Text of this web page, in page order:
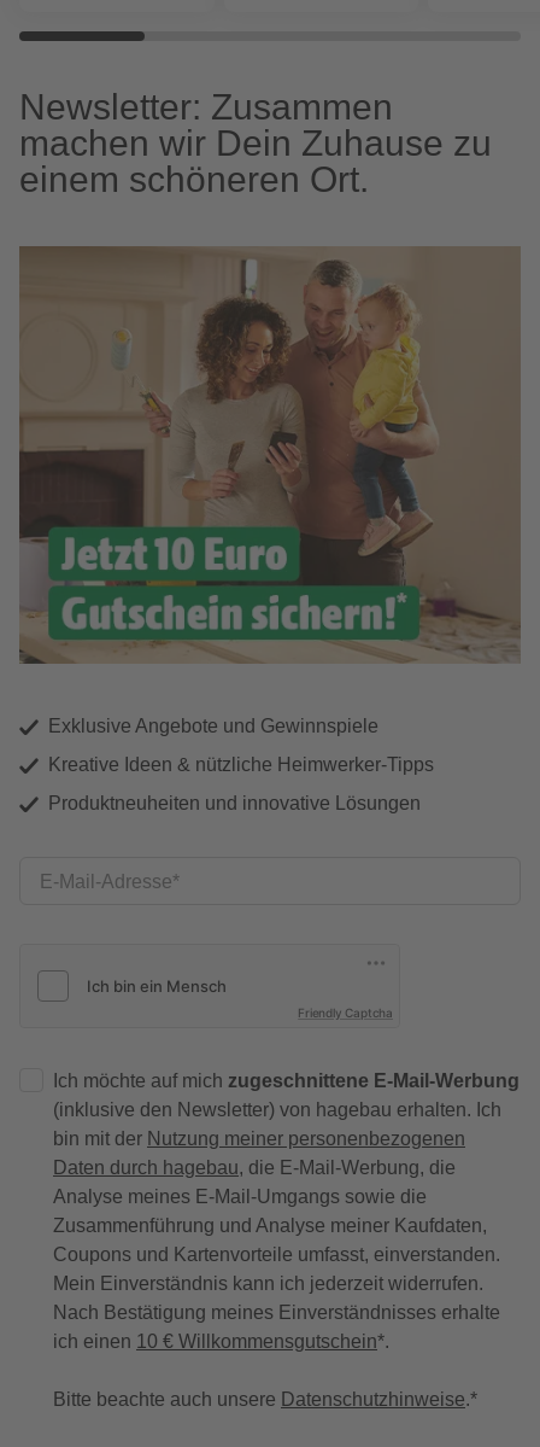
Newsletter: Zusammen
machen wir Dein Zuhause zu
einem schöneren Ort.
Exklusive Angebote und Gewinnspiele
Kreative Ideen & nützliche Heimwerker-Tipps
Produktneuheiten und innovative Lösungen
E-Mail-Adresse
Friendly Captcha
Ich möchte auf mich zugeschnittene E-Mail-Werbung
(inklusive den Newsletter) von hagebau erhalten. Ich
bin mit der Nutzung meiner personenbezogenen
Daten durch hagebau, die E-Mail-Werbung, die
Analyse meines E-Mail-Umgangs sowie die
Zusammenführung und Analyse meiner Kaufdaten,
Coupons und Kartenvorteile umfasst, einverstanden.
Mein Einverständnis kann ich jederzeit widerrufen.
Nach Bestätigung meines Einverständnisses erhalte
ich einen 10 € Willkommensgutschein*.
Bitte beachte auch unsere Datenschutzhinweise.